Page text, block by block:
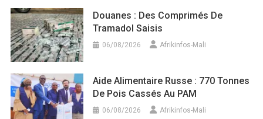
Douanes : Des Comprimés De
Tramadol Saisis
06/08/2026 Afrikinfos-Mali
Aide Alimentaire Russe : 770 Tonnes
De Pois Cassés Au PAM
06/08/2026 Afrikinfos-Mali